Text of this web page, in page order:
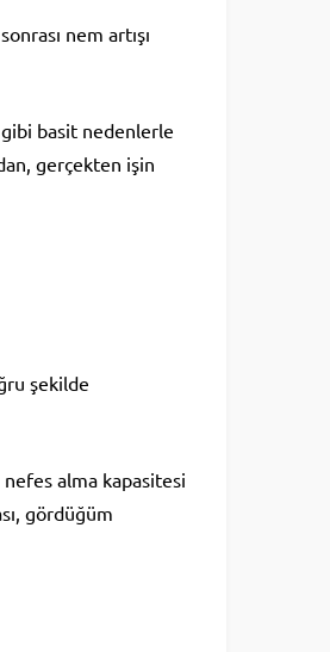
nem artışı
gibi basit nedenlerle
gerçekten işin
şekilde
nefes alma kapasitesi
gördüğüm